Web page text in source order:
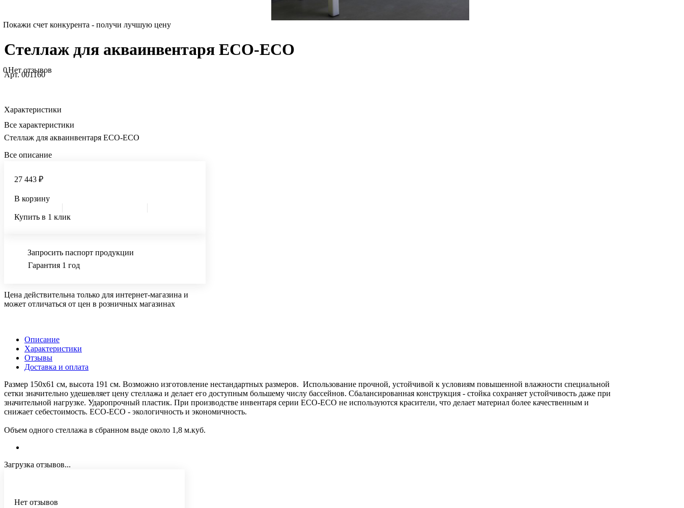
Покажи счет конкурента - получи лучшую цену
Стеллаж для акваинвентаря ECO-ECO
0Нет отзывов
Арт.001160
Характеристики
Все характеристики
Стеллаж для акваинвентаря ECO-ECO
Все описание
27 443 ₽
В корзину
Купить в 1 клик
Запросить паспорт продукции
Гарантия 1 год
Цена действительна только для интернет-магазина и
может отличаться от цен в розничных магазинах
Описание
Характеристики
Отзывы
Доставка и оплата
Размер 150х61 см, высота 191 см. Возможно изготовление нестандартных размеров. Использование прочной, устойчивой к условиям повышенной влажности специальной
сетки значительно удешевляет цену стеллажа и делает его доступным большему числу бассейнов. Сбалансированная конструкция - стойка сохраняет устойчивость даже при
значительной нагрузке. Ударопрочный пластик. При производстве инвентаря серии ECO-ECO не используются красители, что делает материал более качественным и
снижает себестоимость. ECO-ECO - экологичность и экономичность.
Объем одного стеллажа в сбранном выде около 1,8 м.куб.
Загрузка отзывов...
Нет отзывов